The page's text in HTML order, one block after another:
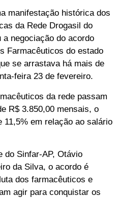
manifestação histórica dos
da Rede Drogasil do
negociação do acordo
Farmacêuticos do estado
se arrastava há mais de
feira 23 de fevereiro.
da rede passam
R$ 3.850,00 mensais, o
em relação ao salário
do Sinfar-AP, Otávio
da Silva, o acordo é
dos farmacêuticos e
agir para conquistar os